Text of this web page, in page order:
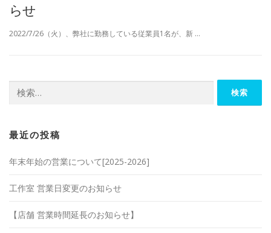
らせ
2022/7/26（火）、弊社に勤務している従業員1名が、新 …
索:
最近の投稿
年末年始の営業について[2025-2026]
工作室 営業日変更のお知らせ
【店舗 営業時間延長のお知らせ】